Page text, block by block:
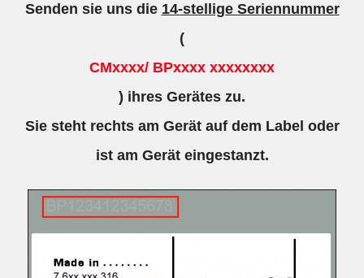
Senden sie uns die 14-stellige Seriennummer
(
CMxxxx/ BPxxxx xxxxxxxx
) ihres Gerätes zu.
Sie steht rechts am Gerät auf dem Label oder
ist am Gerät eingestanzt.